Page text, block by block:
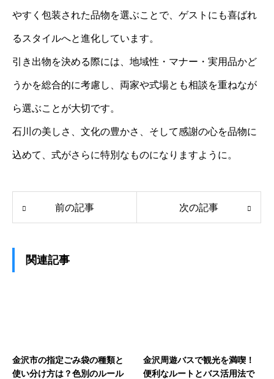
やすく包装された品物を選ぶことで、ゲストにも喜ばれ
るスタイルへと進化しています。
引き出物を決める際には、地域性・マナー・実用品かど
うかを総合的に考慮し、両家や式場とも相談を重ねなが
ら選ぶことが大切です。
石川の美しさ、文化の豊かさ、そして感謝の心を品物に
込めて、式がさらに特別なものになりますように。
前の記事 次の記事
関連記事
金沢市の指定ごみ袋の種類と
使い分け方は？色別のルール
金沢周遊バスで観光を満喫！
便利なルートとバス活用法で